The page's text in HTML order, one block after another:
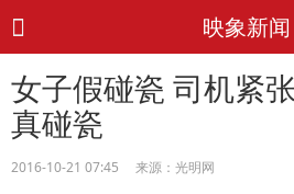
映象新闻
女子假碰瓷 司机紧
真碰瓷
2016-10-21 07:45 来源：光明网